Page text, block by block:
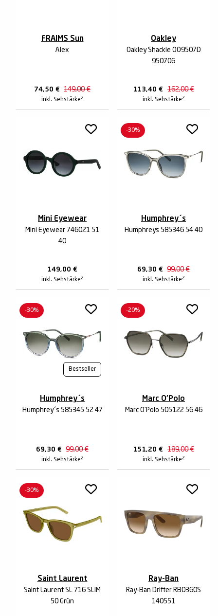
FRAIMS Sun
Alex
74,50 € 149,00€
inkl. Sehstärke 2
Oakley
Oakley Shackle OO9507D
950706
113,40€ 162,00€
inkl. Sehstärke 2
Mini Eyewear
Mini Eyewear 746021 51
40
149,00 €
inkl. Sehstärke 2
Humphrey´s
Humphreys 585346 54 40
69,30 € 99,00€
inkl. Sehstärke 2
-30%
Bestseller
Humphrey´s
Humphrey´s 585345 52 47
69,30 € 99,00€
inkl. Sehstärke 2
-30%
Marc O'Polo
Marc O'Polo 505122 56 46
151,20€ 189,00€
inkl. Sehstärke 2
-20%
Saint Laurent
Saint Laurent SL 716 SLIM
50 Grün
-30%
Ray-Ban
Ray-Ban Drifter RB0360S
140551